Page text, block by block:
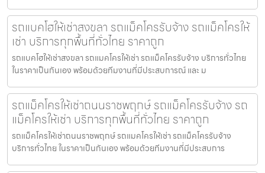
รถแบคโฮให้เช่าสงขลา รถแม็คโครรับจ้าง รถแม็คโครให้
เช่า บริการทุกพื้นที่ทั่วไทย ราคาถูก
รถแบคโฮให้เช่าสงขลา รถแมคโครให้เช่า รถแม็คโครรับจ้าง บริการทั่วไทย
ในราคาเป็นกันเอง พร้อมด้วยทีมงานที่มีประสบการณ์ และ ม
รถแม็คโครให้เช่าถนนราชพฤกษ์ รถแม็คโครรับจ้าง รถ
แม็คโครให้เช่า บริการทุกพื้นที่ทั่วไทย ราคาถูก
รถแม็คโครให้เช่าถนนราชพฤกษ์ รถแมคโครให้เช่า รถแม็คโครรับจ้าง
บริการทั่วไทย ในราคาเป็นกันเอง พร้อมด้วยทีมงานที่มีประสบการ